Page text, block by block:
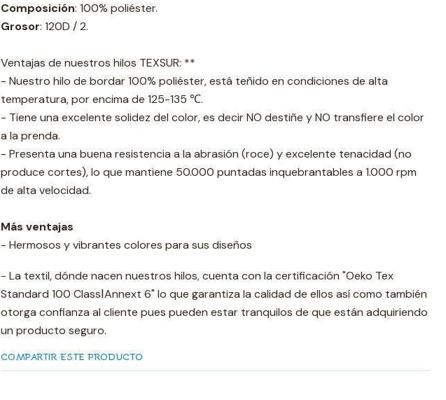
Composición: 100% poliéster.
Grosor: 120D / 2.
Ventajas de nuestros hilos TEXSUR: **
- Nuestro hilo de bordar 100% poliéster, está teñido en condiciones de alta
temperatura, por encima de 125-135 ℃.
- Tiene una excelente solidez del color, es decir NO destiñe y NO transfiere el color
a la prenda.
- Presenta una buena resistencia a la abrasión (roce) y excelente tenacidad (no
produce cortes), lo que mantiene 50.000 puntadas inquebrantables a 1.000 rpm
de alta velocidad.
Más ventajas
- Hermosos y vibrantes colores para sus diseños
- La textil, dónde nacen nuestros hilos, cuenta con la certificación "Oeko Tex
Standard 100 ClassⅠAnnext 6" lo que garantiza la calidad de ellos así como también
otorga confianza al cliente pues pueden estar tranquilos de que están adquiriendo
un producto seguro.
COMPARTIR ESTE PRODUCTO